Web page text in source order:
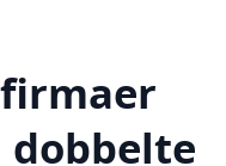
dobbelte